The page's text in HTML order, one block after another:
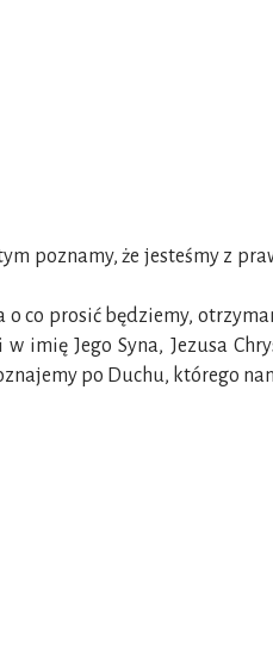
poznamy, że jesteśmy z
o co prosić będziemy,
imię Jego Syna, Jezusa
po Duchu, którego